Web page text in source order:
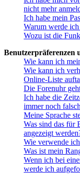
nicht mehr
Ich habe mein
Warum werde
Wozu ist die
Benutzerpräferenzen
Wie kann ich
Wie kann ich
Online-Liste
Die Forenuhr
Ich habe die
immer noch
Meine Sprache
Was sind das für
angezeigt
Wie verwende
Was ist mein
Wenn ich bei
werde ich